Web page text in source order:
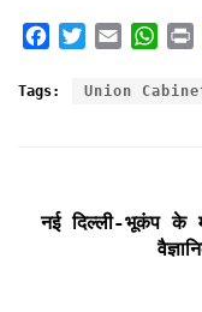
c
k
i
a
a
p
Tags: Union
नई दिल्ली-भूकंप के